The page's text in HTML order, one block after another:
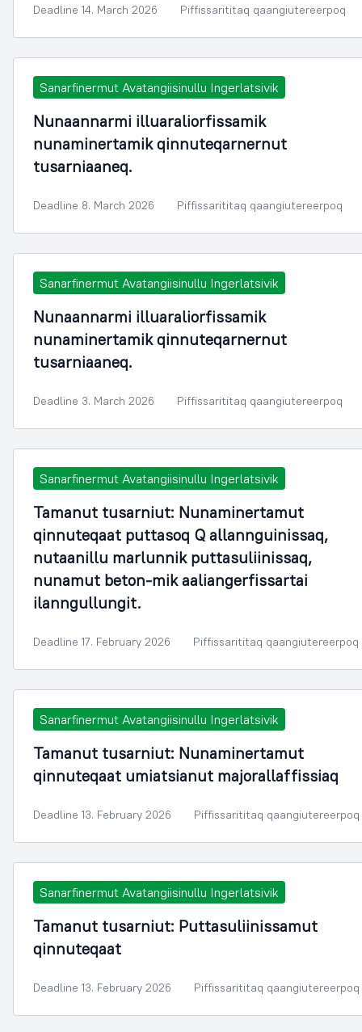
Deadline 14. March 2026 Piffissarititaq qaangiutereerpoq
Sanarfinermut Avatangiisinullu Ingerlatsivik
Nunaannarmi illuaraliorfissamik
nunaminertamik qinnuteqarnernut
tusarniaaneq.
Deadline 8. March 2026 Piffissarititaq qaangiutereerpoq
Sanarfinermut Avatangiisinullu Ingerlatsivik
Nunaannarmi illuaraliorfissamik
nunaminertamik qinnuteqarnernut
tusarniaaneq.
Deadline 3. March 2026 Piffissarititaq qaangiutereerpoq
Sanarfinermut Avatangiisinullu Ingerlatsivik
Tamanut tusarniut: Nunaminertamut
qinnuteqaat puttasoq Q allannguinissaq,
nutaanillu marlunnik puttasuliinissaq,
nunamut beton-mik aaliangerfissartai
ilanngullungit.
Deadline 17. February 2026 Piffissarititaq qaangiutereerpoq
Sanarfinermut Avatangiisinullu Ingerlatsivik
Tamanut tusarniut: Nunaminertamut
qinnuteqaat umiatsianut majorallaffissiaq
Deadline 13. February 2026 Piffissarititaq qaangiutereerpoq
Sanarfinermut Avatangiisinullu Ingerlatsivik
Tamanut tusarniut: Puttasuliinissamut
qinnuteqaat
Deadline 13. February 2026 Piffissarititaq qaangiutereerpoq